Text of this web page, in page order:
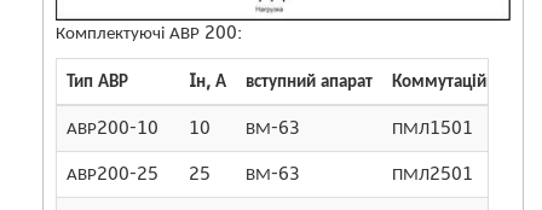
Комплектуючі АВР 200:
Тип АВР Iн, А вступний апарат Коммутаційне
АВР200-10 10 ВМ-63 ПМЛ1501
АВР200-25 25 ВМ-63 ПМЛ2501